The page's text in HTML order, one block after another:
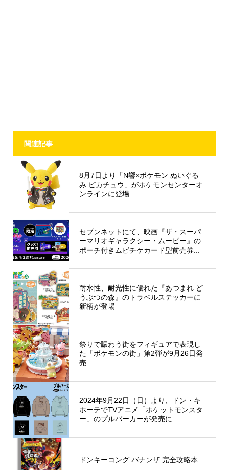
関連記事
8月7日より「N響×ポケモン ぬいぐる
み ピカチュウ」がポケモンセンターオ
ンラインに登場
セブンネットにて、映画『ザ・スーパ
ーマリオギャラクシー・ムービー』の
ポーチ付きムビチケカード型前売券...
耐水性、耐光性に優れた『あつまれ ど
うぶつの森』のトラベルステッカーに
新柄が登場
祭りで賑わう街をフィギュアで表現し
た「ポケモンの街」第2弾が9月26日発
売
2024年9月22日（日）より、ドン・キ
ホーテでTVアニメ「ポケットモンスタ
ー」のプルパーカーが発売に
ドンキーコング バナンザ 完全攻略本